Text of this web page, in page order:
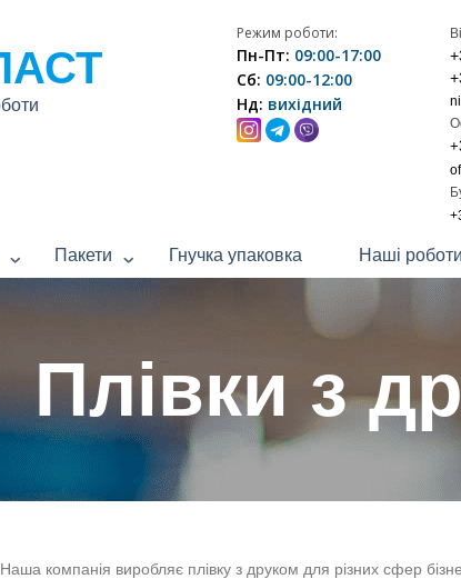
Режим роботи:
Пн-Пт: 09:00-17:00
Сб: 09:00-12:00
Нд: вихідний
Пакети Гнучка упаковка Наші роботи
Плівки з
Наша компанія виробляє плівку з друком для різних сфер